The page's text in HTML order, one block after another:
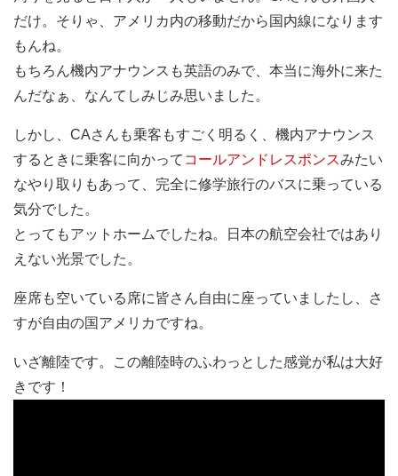
だけ。そりゃ、アメリカ内の移動だから国内線になります
もんね。
もちろん機内アナウンスも英語のみで、本当に海外に来た
んだなぁ、なんてしみじみ思いました。
しかし、CAさんも乗客もすごく明るく、機内アナウンス
するときに乗客に向かって コールアンドレスポンスみたい
なやり取りもあって、完全に修学旅行のバスに乗っている
気分でした。
とってもアットホームでしたね。日本の航空会社ではあり
えない光景でした。
座席も空いている席に皆さん自由に座っていましたし、さ
すが自由の国アメリカですね。
いざ離陸です。この離陸時のふわっとした感覚が私は大好
きです！